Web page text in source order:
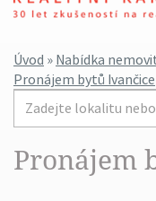
Úvod » Nabídka
Pronájem bytů Ivančice
Pronájem